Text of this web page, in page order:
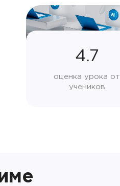
4.7
оценка урока от
учеников